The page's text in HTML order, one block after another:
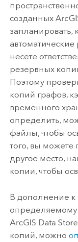
созданных
запланировать,
несете
резервных
Поэтому
копий графов,
временного
определить,
файлы, чтобы
того, вы можете
другое место,
копии, чтобы
В дополнение
определяемому
ArcGIS Data Store
копий, можно